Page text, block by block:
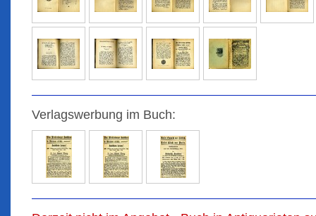
Verlagswerbung im Buch: